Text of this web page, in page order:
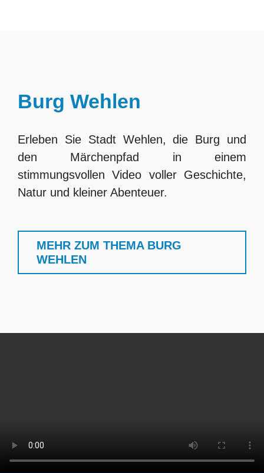
Burg Wehlen
Erleben Sie Stadt Wehlen, die Burg und
den Märchenpfad in einem
stimmungsvollen Video voller Geschichte,
Natur und kleiner Abenteuer.
MEHR ZUM THEMA BURG
WEHLEN